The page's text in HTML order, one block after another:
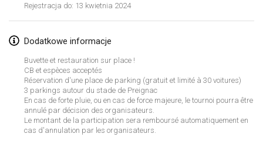
Lista widoku
Rejestracja do: 13 kwietnia 2024
Dodatkowe informacje
Buvette et restauration sur place !
CB et espèces acceptés
Réservation d'une place de parking (gratuit et limité à 30 voitures)
3 parkings autour du stade de Preignac
En cas de forte pluie, ou en cas de force majeure, le tournoi pourra être
annulé par décision des organisateurs.
Le montant de la participation sera remboursé automatiquement en
cas d'annulation par les organisateurs.
luty 2024
US Mölkky Winter
SM HalliMölkky - Finnish Championship
3 lut 2024|Finlandia
Indoor de la CASAS
17 lut 2024|Francja